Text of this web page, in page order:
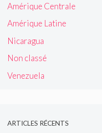
Amérique Centrale
Amérique Latine
Nicaragua
Non classé
Venezuela
ARTICLES RÉCENTS